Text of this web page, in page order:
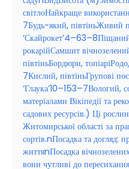
світлоНайкраще
7Будь-який, півтіньЖивий
рокарійСамшит
півтіньБордюри,
7Кислий, півтіньГрупові
‘Глаука’10–153–7Вологий,
матеріалами Вікіпедії та
садових ресурсів.) Ці
Житомирської області за
сортів.nПосадка та догляд:
життяnПосадка
вони чутливі до